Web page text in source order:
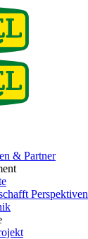
& Partner
Perspektiven